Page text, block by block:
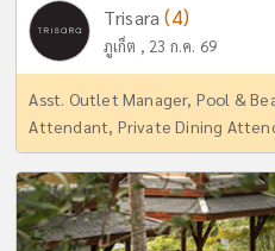
Trisara(4)
ภูเก็ต , 23 ก.ค. 69
Asst. Outlet Manager, Pool &
Attendant, Private Dining